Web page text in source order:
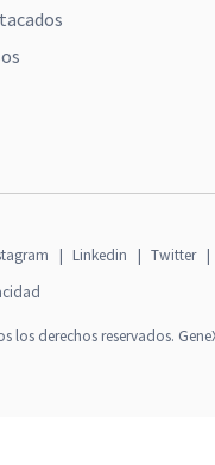
| Linkedin | Twitter |
los derechos reservados.